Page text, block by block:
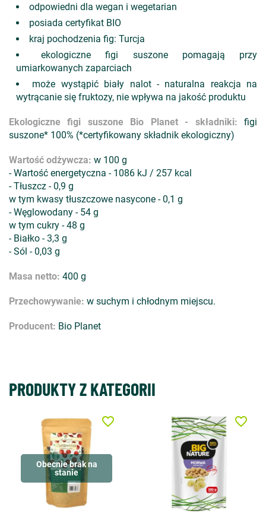
odpowiedni dla wegan i wegetarian
posiada certyfikat BIO
kraj pochodzenia fig: Turcja
ekologiczne figi suszone pomagają przy
umiarkowanych zaparciach
może wystąpić biały nalot - naturalna reakcja na
wytrącanie się fruktozy, nie wpływa na jakość produktu
Ekologiczne figi suszone Bio Planet - składniki: figi
suszone* 100% (*certyfikowany składnik ekologiczny)
Wartość odżywcza: w 100 g
- Wartość energetyczna - 1086 kJ / 257 kcal
- Tłuszcz - 0,9 g
w tym kwasy tłuszczowe nasycone - 0,1 g
- Węglowodany - 54 g
w tym cukry - 48 g
- Białko - 3,3 g
- Sól - 0,03 g
Masa netto: 400 g
Przechowywanie: w suchym i chłodnym miejscu.
Producent: Bio Planet
PRODUKTY Z KATEGORII
Obecnie brak na
stanie
favorite_border favorite_border